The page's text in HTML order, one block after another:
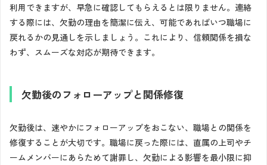
利用できますが、早急に確認してもらえるとは限りません。連絡
する際には、欠勤の理由を簡潔に伝え、可能であればいつ職場に
戻れるかの見通しを示しましょう。これにより、信頼関係を損な
わず、スムーズな対応が期待できます。
欠勤後のフォローアップと関係修復
欠勤後は、速やかにフォローアップをおこない、職場との関係を
修復することが大切です。職場に戻った際には、直属の上司やチ
ームメンバーにあらためて謝罪し、欠勤による影響を最小限に抑